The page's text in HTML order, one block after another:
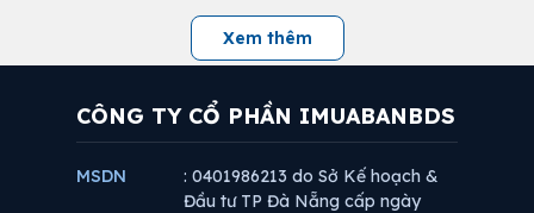
Xem thêm
CÔNG TY CỔ PHẦN IMUABANBDS
MSDN
: 0401986213 do Sở Kế hoạch &
Đầu tư TP Đà Nẵng cấp ngày